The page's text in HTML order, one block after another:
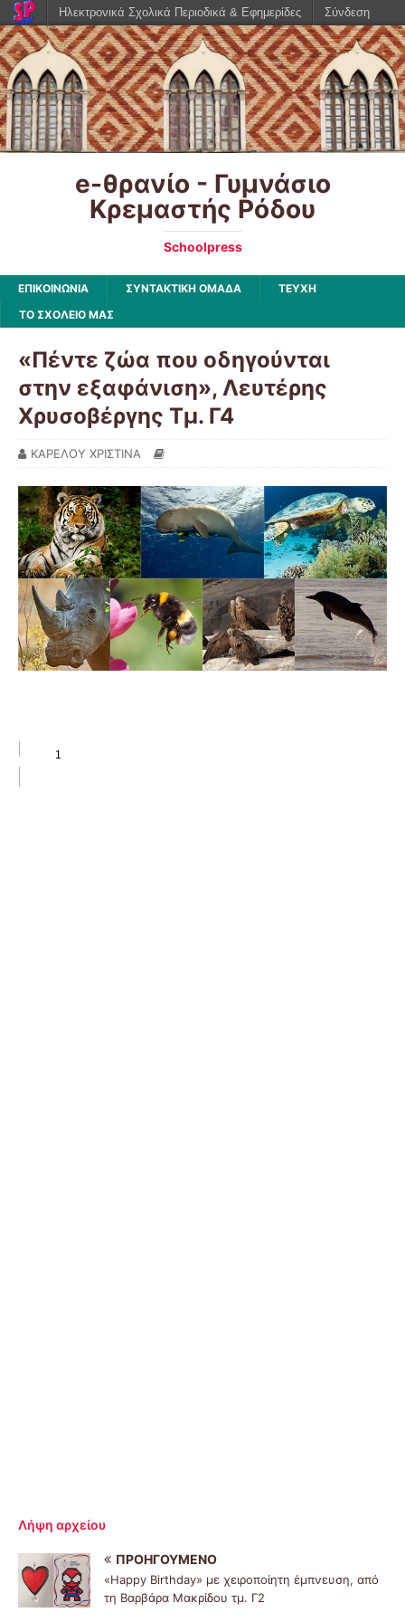
e-θρανίο - Γυμνάσιο
Κρεμαστής Ρόδου
Schoolpress
ΕΠΙΚΟΙΝΩΝΙΑ ΣΥΝΤΑΚΤΙΚΗ ΟΜΑΔΑ
ΤΕΥΧΗ
ΤΟ ΣΧΟΛΕΙΟ ΜΑΣ
«Πέντε ζώα που οδηγούνται
στην εξαφάνιση», Λευτέρης
Χρυσοβέργης Τμ. Γ4
ΚΑΡΕΛΟΥ ΧΡΙΣΤΙΝΑ
Λήψη αρχείου
ΠΡΟΗΓΟΎΜΕΝΟ
«Happy Birthday» με χειροποίητη έμπνευση, από
τη Βαρβάρα Μακρίδου τμ. Γ2
Ηλεκτρονικά Σχολικά Περιοδικά & Εφημερίδες Σύνδεση